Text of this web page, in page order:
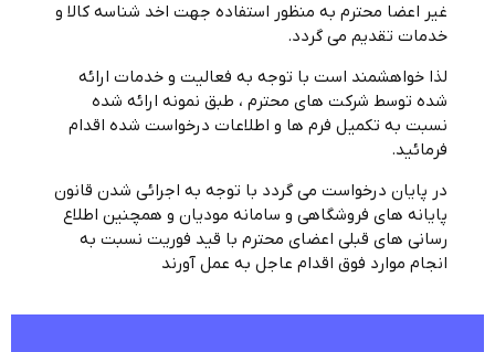
غیر اعضا محترم به منظور استفاده جهت اخد شناسه کالا و
خدمات تقدیم می گردد.
لذا خواهشمند است با توجه به فعالیت و خدمات ارائه
شده توسط شرکت های محترم ، طبق نمونه ارائه شده
نسبت به تکمیل فرم ها و اطلاعات درخواست شده اقدام
فرمائید.
در پایان درخواست می گردد با توجه به اجرائی شدن قانون
پایانه های فروشگاهی و سامانه مودیان و همچنین اطلاع
رسانی های قبلی اعضای محترم با قید فوریت نسبت به
انجام موارد فوق اقدام عاجل به عمل آورند